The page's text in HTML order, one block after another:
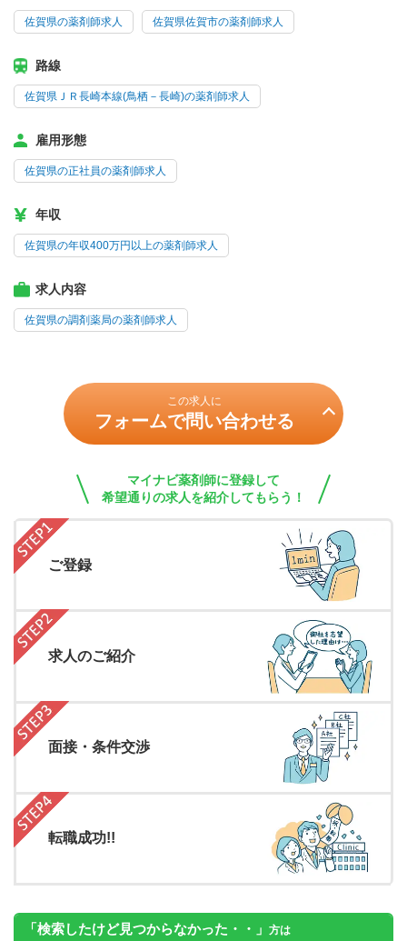
佐賀県の薬剤師求人 佐賀県佐賀市の薬剤師求人
路線
佐賀県ＪＲ長崎本線(鳥栖－長崎)の薬剤師求人
雇用形態
佐賀県の正社員の薬剤師求人
年収
佐賀県の年収400万円以上の薬剤師求人
求人内容
佐賀県の調剤薬局の薬剤師求人
この求人に
フォームで問い合わせる
マイナビ薬剤師に登録して
希望通りの求人を紹介してもらう！
ご登録
求人のご紹介
面接・条件交渉
転職成功!!
「検索したけど見つからなかった・・」 方は